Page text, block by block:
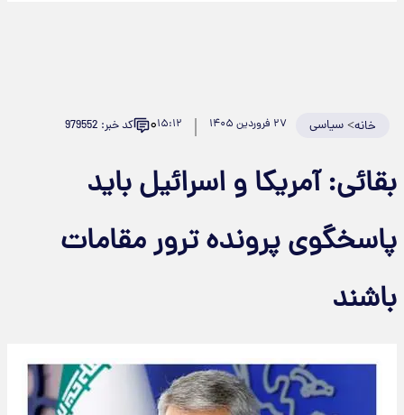
خانه>سیاسی ۲۷ فروردین ۱۴۰۵ ۱۵:۱۲۰ کد خبر: 979552
بقائی: آمریکا و اسرائیل باید
پاسخگوی پرونده ترور مقامات
باشند